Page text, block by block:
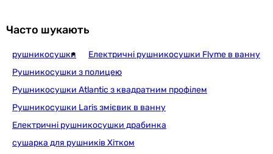
Часто шукають
рушникосушки
Електричні рушникосушки Flyme в ванну
Рушникосушки з полицею
Рушникосушки Atlantic з квадратним профілем
Рушникосушки Laris змієвик в ванну
Електричні рушникосушки драбинка
сушарка для рушників Хітком